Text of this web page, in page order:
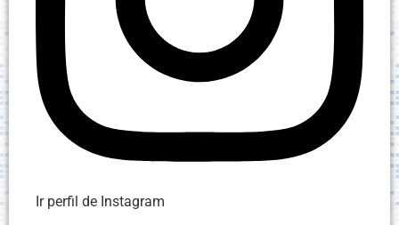
Ir perfil de Instagram